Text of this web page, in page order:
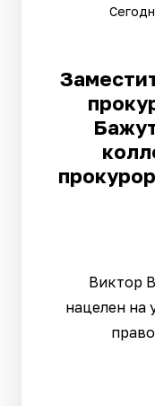
Виктор
нацелен на